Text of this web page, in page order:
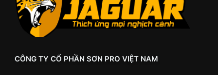
CÔNG TY CỔ PHẦN SƠN PRO VIỆT NAM